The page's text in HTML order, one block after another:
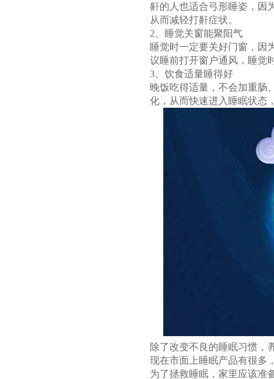
鼾的人也适合弓形睡姿，因
从而减轻打鼾症状。
2、睡觉关窗能聚阳气
睡觉时一定要关好门窗，因
议睡前打开窗户通风，睡觉
3、饮食适量睡得好
晚饭吃得适量，不会加重肠
化，从而快速进入睡眠状态
除了改变不良的睡眠习惯，
现在市面上睡眠产品有很多
为了拯救睡眠，家里应该准